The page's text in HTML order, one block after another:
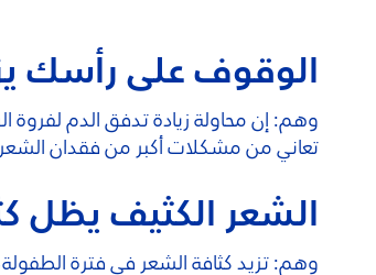
الوقوف على رأسك
وهم: إن محاولة زيادة تدفق الدم لفروة
تعاني من مشكلات أكبر من فقدان
الشعر الكثيف يظل
وهم: تزيد كثافة الشعر في فترة